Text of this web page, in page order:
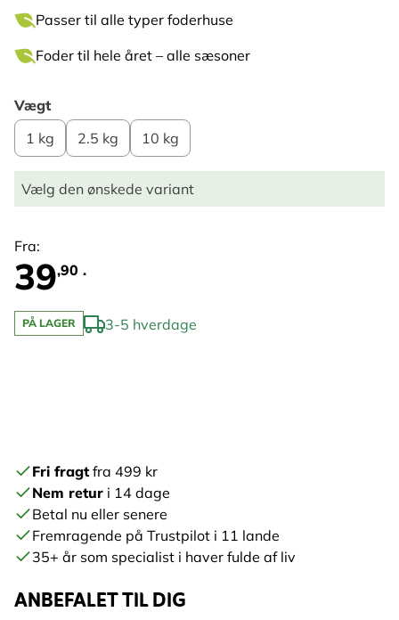
Passer til alle typer foderhuse
Foder til hele året – alle sæsoner
Vægt
1 kg
2.5 kg 10 kg
Vælg den ønskede variant
Fra:
39,90 .
PÅ LAGER 3-5 hverdage
Fri fragtfra 499 kr
Nem retur i 14 dage
Betal nu eller senere
Fremragende på Trustpilot i 11 lande
35+ år som specialist i haver fulde af liv
ANBEFALET TIL DIG